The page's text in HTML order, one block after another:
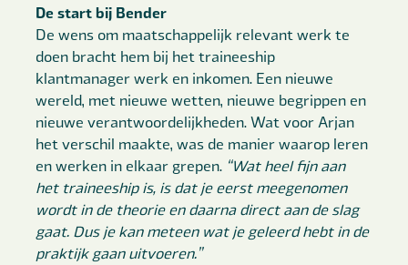
De start bij Bender
De wens om maatschappelijk relevant werk te
doen bracht hem bij het traineeship
klantmanager werk en inkomen. Een nieuwe
wereld, met nieuwe wetten, nieuwe begrippen en
nieuwe verantwoordelijkheden. Wat voor Arjan
het verschil maakte, was de manier waarop leren
en werken in elkaar grepen. “Wat heel fijn aan
het traineeship is, is dat je eerst meegenomen
wordt in de theorie en daarna direct aan de slag
gaat. Dus je kan meteen wat je geleerd hebt in de
praktijk gaan uitvoeren.”